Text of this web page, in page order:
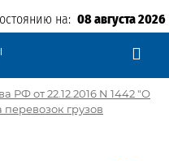
на: 08 августа 2026
РФ от 22.12.2016 N 1442 "О
грузов